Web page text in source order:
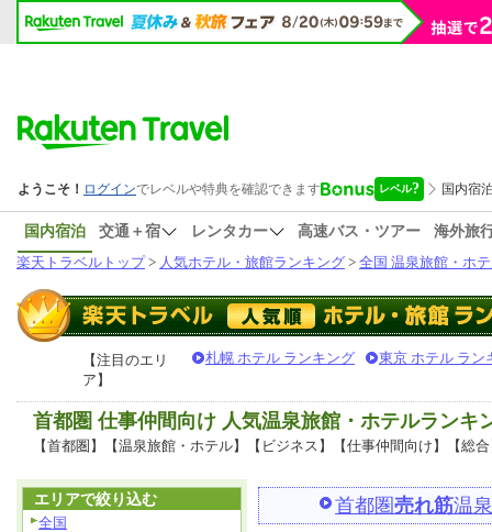
国内宿泊 交通＋宿 レンタカー 高速バス・ツアー
海外旅
楽天トラベルトップ> 人気ホテル・旅館ランキング > 全国 温泉旅館・ホ
【注目のエリ
ア】
札幌 ホテル ランキング 東京 ホテル ラン
首都圏 仕事仲間向け 人気温泉旅館・ホテルランキ
【首都圏】【温泉旅館・ホテル】【ビジネス】【仕事仲間向け】【総
首都圏売れ筋温
エリアで絞り込む
全国